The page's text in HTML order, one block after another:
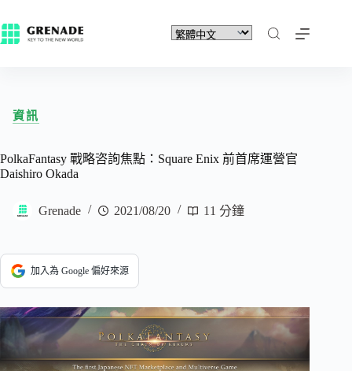
資訊
PolkaFantasy 戰略咨詢焦點：Square Enix 前首席運營官
Daishiro Okada
Grenade 2021/08/20 11 分鐘
加入為 Google 偏好來源